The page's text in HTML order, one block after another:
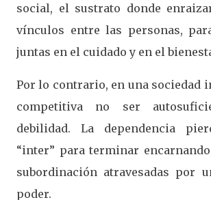
social, el sustrato donde
vínculos entre las personas,
juntas en el cuidado y en el
Por lo contrario, en una sociedad
competitiva no ser
debilidad. La dependencia
“inter” para terminar
subordinación atravesadas por
poder.